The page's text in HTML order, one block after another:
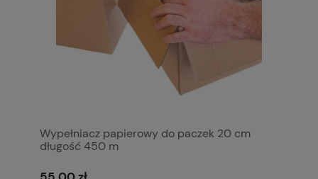
Wypełniacz papierowy do paczek 20 cm
długość 450 m